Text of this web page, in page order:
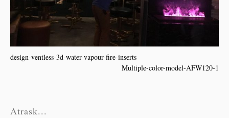
design-ventless-3d-water-vapour-fire-inserts
Multiple-color-model-AFW120-1
Atrask...